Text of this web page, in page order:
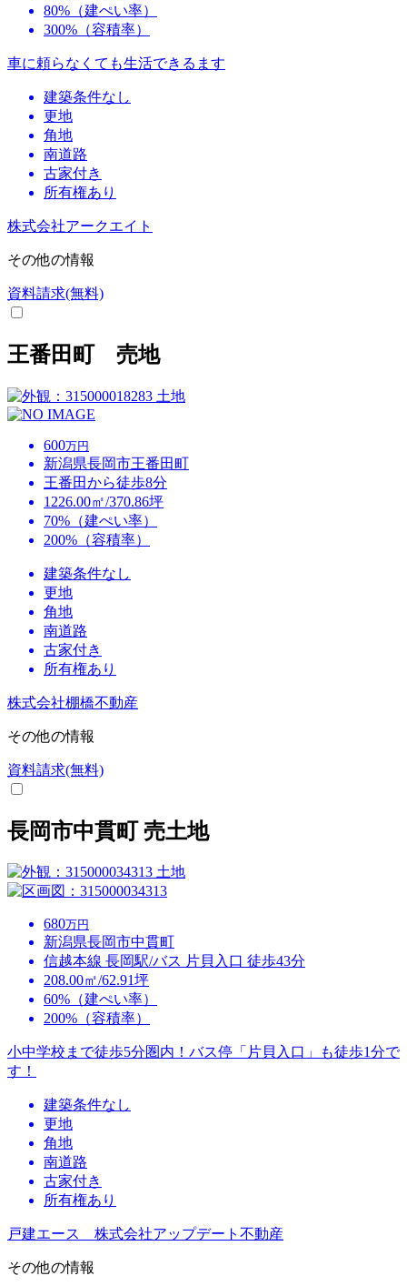
80%（建ぺい率）
300%（容積率）
車に頼らなくても生活できるます
建築条件なし
更地
角地
南道路
古家付き
所有権あり
株式会社アークエイト
その他の情報
資料請求(無料)
王番田町 売地
土地
600万円
新潟県長岡市王番田町
王番田から徒歩8分
1226.00㎡/370.86坪
70%（建ぺい率）
200%（容積率）
建築条件なし
更地
角地
南道路
古家付き
所有権あり
株式会社棚橋不動産
その他の情報
資料請求(無料)
長岡市中貫町 売土地
土地
680万円
新潟県長岡市中貫町
信越本線 長岡駅/バス 片貝入口 徒歩43分
208.00㎡/62.91坪
60%（建ぺい率）
200%（容積率）
小中学校まで徒歩5分圏内！バス停「片貝入口」も徒歩1分で
す！
建築条件なし
更地
角地
南道路
古家付き
所有権あり
戸建エース 株式会社アップデート不動産
その他の情報